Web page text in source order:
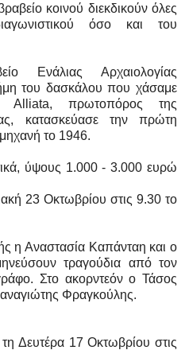
κοινού διεκδικούν όλες
όσο και του
Ενάλιας Αρχαιολογίας
του δασκάλου που χάσαμε
Alliata, πρωτοπόρος της
κατασκεύασε την πρώτη
το 1946.
ύψους 1.000 - 3.000 ευρώ
23 Οκτωβρίου στις 9.30 το
η Αναστασία Καπάνταη και ο
τραγούδια από τον
Στο ακορντεόν ο Τάσος
Φραγκούλης.
Δευτέρα 17 Οκτωβρίου στις